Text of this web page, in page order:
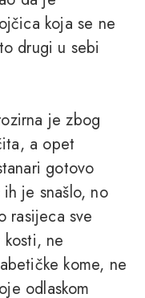
koja se ne
drugi u sebi
je zbog
a opet
gotovo
je snašlo, no
rasijeca sve
kosti, ne
kome, ne
odlaskom